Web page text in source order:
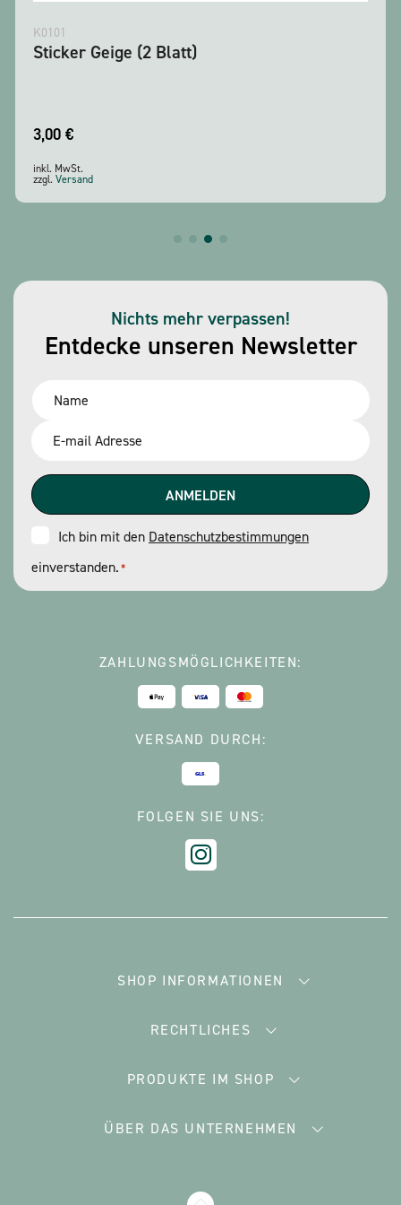
K0101
Sticker Geige (2 Blatt)
3,00 €
inkl. MwSt.
zzgl. Versand
Entdecke unseren Newsletter
Nichts mehr verpassen!
Name
Email
Consent
*
Ich bin mit den Datenschutzbestimmungen
einverstanden.*
ZAHLUNGSMÖGLICHKEITEN:
VERSAND DURCH:
FOLGEN SIE UNS:
SHOP INFORMATIONEN
RECHTLICHES
PRODUKTE IM SHOP
ÜBER DAS UNTERNEHMEN